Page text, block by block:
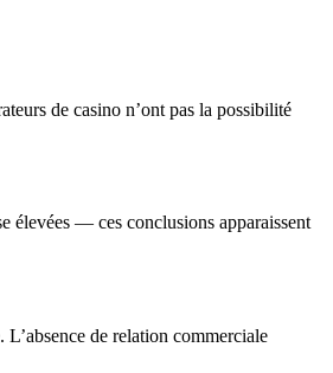
de casino n’ont pas la possibilité
élevées — ces conclusions apparaissent
de relation commerciale